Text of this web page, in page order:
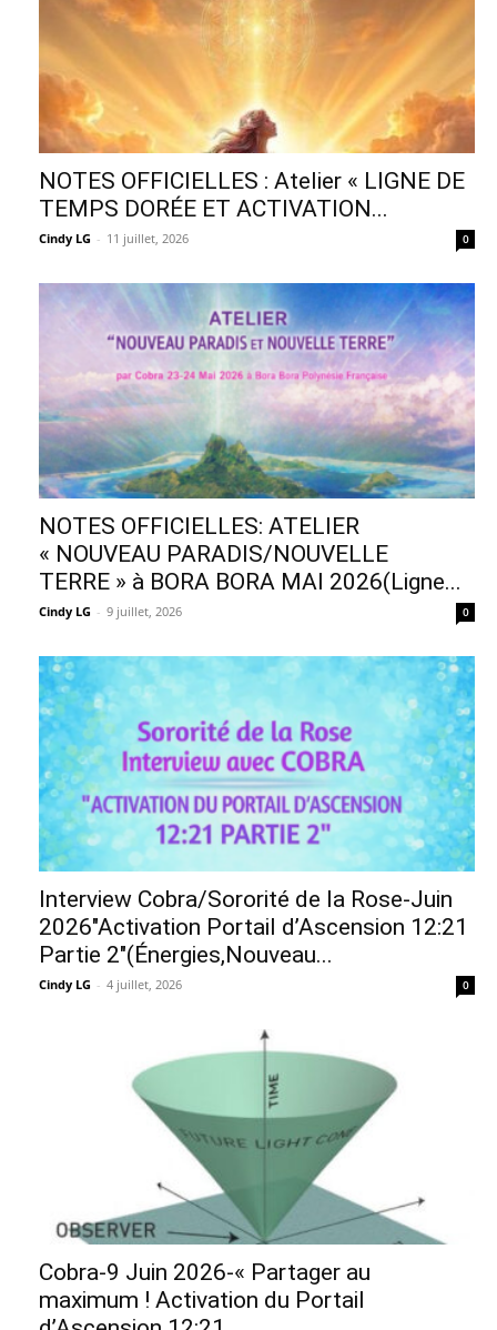
NOTES OFFICIELLES : Atelier « LIGNE DE
TEMPS DORÉE ET ACTIVATION...
Cindy LG - 11 juillet, 2026 0
NOTES OFFICIELLES: ATELIER
« NOUVEAU PARADIS/NOUVELLE
TERRE » à BORA BORA MAI 2026(Ligne...
Cindy LG - 9 juillet, 2026 0
Interview Cobra/Sororité de la Rose-Juin
2026″Activation Portail d’Ascension 12:21
Partie 2″(Énergies,Nouveau...
Cindy LG - 4 juillet, 2026 0
Cobra-9 Juin 2026-« Partager au
maximum ! Activation du Portail